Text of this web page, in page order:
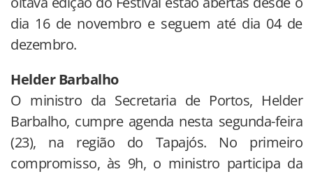
dia 16 de novembro e seguem até dia 04 de
dezembro.
Helder Barbalho
O ministro da Secretaria de Portos, Helder
Barbalho, cumpre agenda nesta segunda-feira
(23), na região do Tapajós. No primeiro
compromisso, às 9h, o ministro participa da